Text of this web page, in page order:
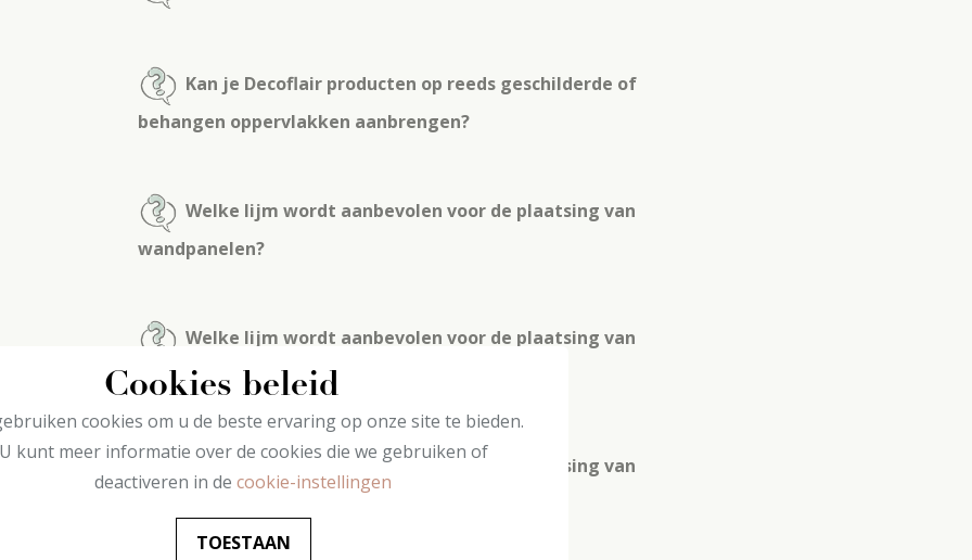
Kan je Decoflair producten op reeds geschilderde of
behangen oppervlakken aanbrengen?
Welke lijm wordt aanbevolen voor de plaatsing van
wandpanelen?
Welke lijm wordt aanbevolen voor de plaatsing van
Decoflair profielen?
Welke lijm wordt aanbevolen voor de plaatsing van
Cookies beleid
cookies om u de beste ervaring op onze site te bieden.
kunt meer informatie over de cookies die we gebruiken of
deactiveren in de cookie-instellingen
TOESTAAN